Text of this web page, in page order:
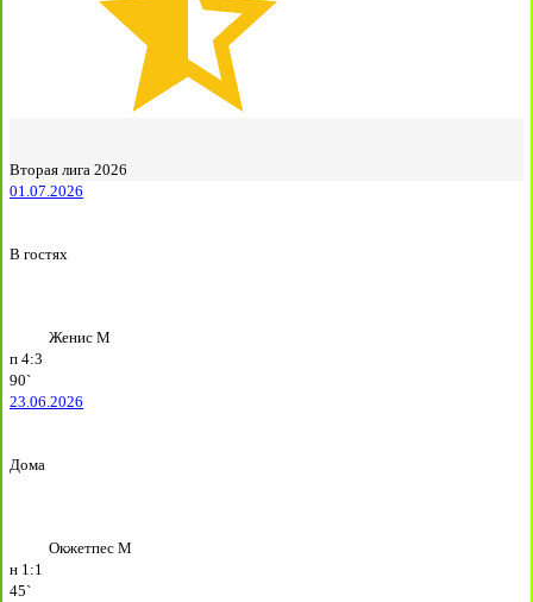
Вторая лига 2026
01.07.2026
В гостях
Женис М
п 4:3
90`
23.06.2026
Дома
Окжетпес М
н 1:1
45`